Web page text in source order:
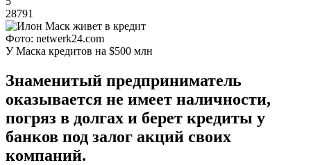
28791
Фото: netwerk24.com
У Маска кредитов на $500 млн
Знаменитый предприниматель
оказывается не имеет наличности,
погряз в долгах и берет кредиты у
банков под залог акций своих
компаний.